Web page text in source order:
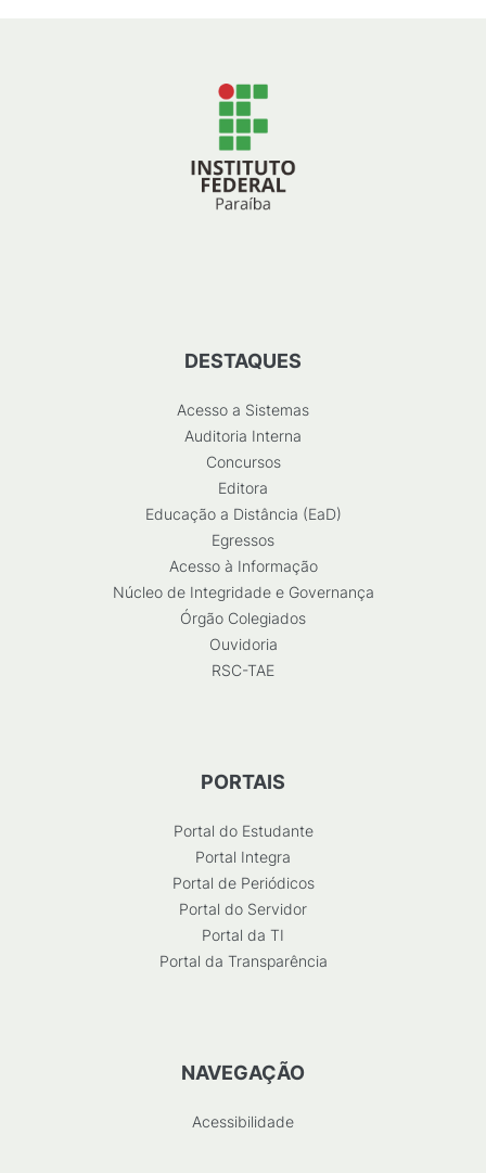
DESTAQUES
Acesso a Sistemas
Auditoria Interna
Concursos
Editora
Educação a Distância (EaD)
Egressos
Acesso à Informação
Núcleo de Integridade e Governança
Órgão Colegiados
Ouvidoria
RSC-TAE
PORTAIS
Portal do Estudante
Portal Integra
Portal de Periódicos
Portal do Servidor
Portal da TI
Portal da Transparência
NAVEGAÇÃO
Acessibilidade